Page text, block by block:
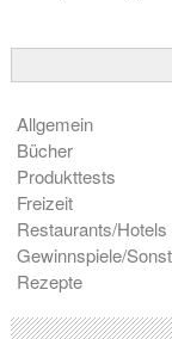
Allgemein
Bücher
Produkttests
Freizeit
Restaurants/Hotels
Gewinnspiele/
Rezepte